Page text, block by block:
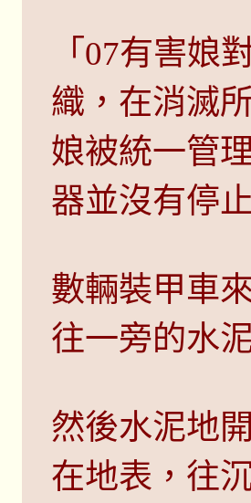
「07有害娘
織，在消滅
娘被統一管
器並沒有停
數輛裝甲車
往一旁的水
然後水泥地
在地表，往